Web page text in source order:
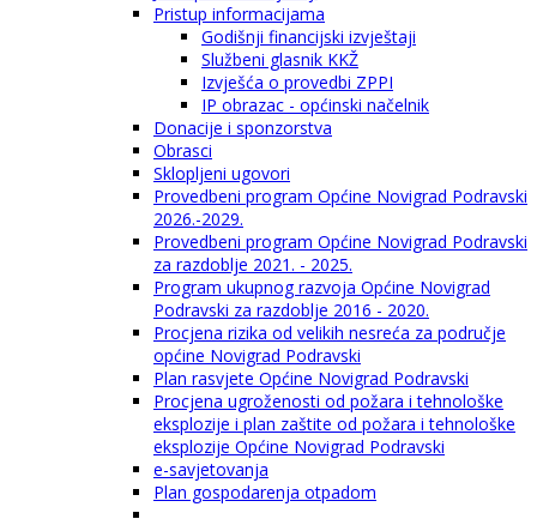
Pristup informacijama
Godišnji financijski izvještaji
Službeni glasnik KKŽ
Izvješća o provedbi ZPPI
IP obrazac - općinski načelnik
Donacije i sponzorstva
Obrasci
Sklopljeni ugovori
Provedbeni program Općine Novigrad Podravski
2026.-2029.
Provedbeni program Općine Novigrad Podravski
za razdoblje 2021. - 2025.
Program ukupnog razvoja Općine Novigrad
Podravski za razdoblje 2016 - 2020.
Procjena rizika od velikih nesreća za područje
općine Novigrad Podravski
Plan rasvjete Općine Novigrad Podravski
Procjena ugroženosti od požara i tehnološke
eksplozije i plan zaštite od požara i tehnološke
eksplozije Općine Novigrad Podravski
e-savjetovanja
Plan gospodarenja otpadom